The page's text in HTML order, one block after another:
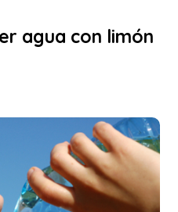
agua con limón